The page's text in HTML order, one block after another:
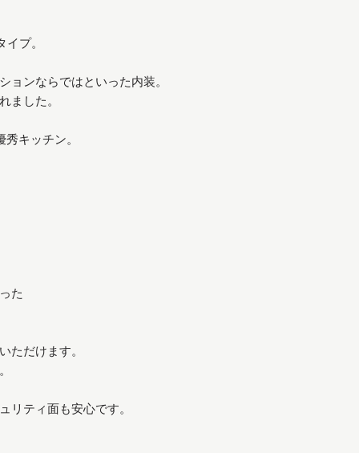
プ。
ンならではといった内装。
ました。
キッチン。
た
ただけます。
ティ面も安心です。